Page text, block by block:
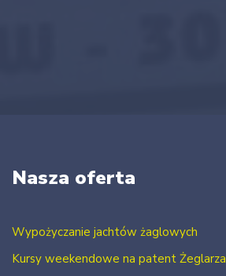
Nasza oferta
Wypożyczanie jachtów żaglowych
Kursy weekendowe na patent Żeglarza